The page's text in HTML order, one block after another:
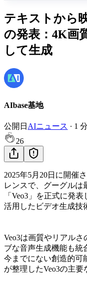
テキストから
の発表：4K画
して生成
AIbase基地
公開日 AIニュース · 1
26
2025年5月20日に開催
レンスで、グーグルは
「Veo3」を正式に発
活用したビデオ生成技
Veo3は画質やリアル
ブな音声生成機能も統
今までにない創造的可
が整理したVeo3の主要